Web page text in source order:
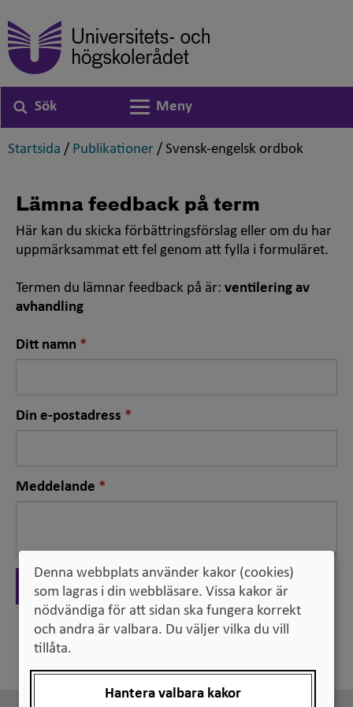
Sök
Växla navigering
Meny
Startsida ,
/ Publikationer ,
/ Svensk-engelsk ordbok
Lämna feedback på term
Här kan du skicka förbättringsförslag eller om du har
uppmärksammat ett fel genom att fylla i formuläret.
Termen du lämnar feedback på är: ventilering av
avhandling
Ditt namn Nödvändigt
fält
Din e-postadress Nödvändigt
fält
Meddelande Nödvändigt
fält
Skicka
Tillbaka
Denna webbplats använder kakor (cookies)
som lagras i din webbläsare. Vissa kakor är
nödvändiga för att sidan ska fungera korrekt
och andra är valbara. Du väljer vilka du vill
tillåta.
Hantera valbara kakor